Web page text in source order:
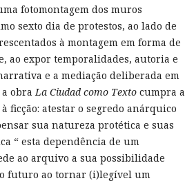
fotomontagem dos muros
sexto dia de protestos, ao lado de
à montagem em forma de
ao expor temporalidades, autoria e
e a mediação deliberada em
a obraLa Ciudad como Texto cumpra a
ficção: atestar o segredo anárquico
sua natureza protética e suas
“ esta dependência de um
ao arquivo a sua possibilidade
futuro ao tornar (i)legível um